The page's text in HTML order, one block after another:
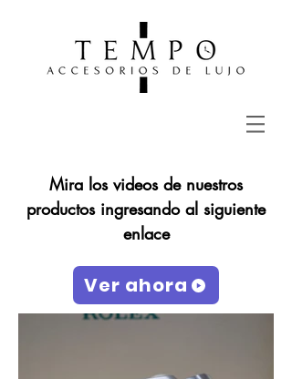
Mira los videos de nuestros
productos ingresando al siguiente
enlace
Ver ahora